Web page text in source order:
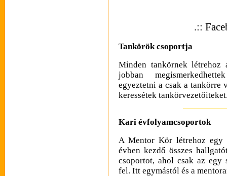
.::
Tankörök csoportja
Minden tankörnek
jobban
egyeztetni a csak a tankörre
keressétek
Kari évfolyamcsoportok
A Mentor Kör létrehoz egy
évben kezdő összes
csoportot, ahol csak az egy
fel. Itt egymástól és a